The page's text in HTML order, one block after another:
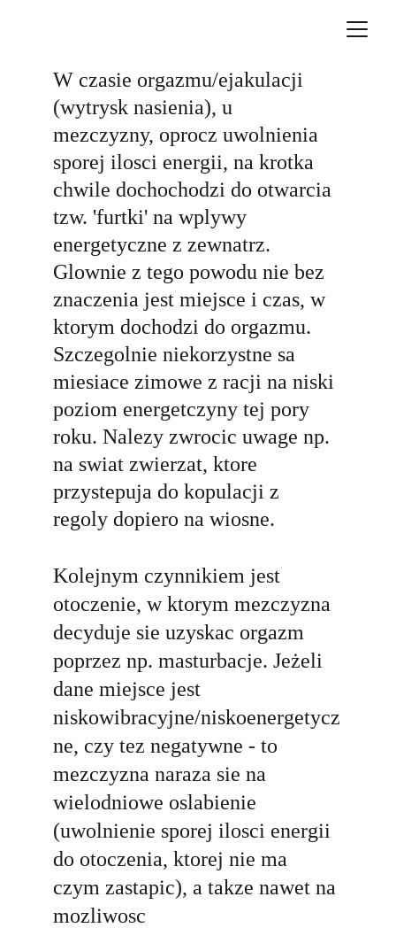
W czasie orgazmu/ejakulacji
(wytrysk nasienia), u
mezczyzny, oprocz uwolnienia
sporej ilosci energii, na krotka
chwile dochochodzi do otwarcia
tzw. 'furtki' na wplywy
energetyczne z zewnatrz.
Glownie z tego powodu nie bez
znaczenia jest miejsce i czas, w
ktorym dochodzi do orgazmu.
Szczegolnie niekorzystne sa
miesiace zimowe z racji na niski
poziom energetczyny tej pory
roku. Nalezy zwrocic uwage np.
na swiat zwierzat, ktore
przystepuja do kopulacji z
regoly dopiero na wiosne.
Kolejnym czynnikiem jest
otoczenie, w ktorym mezczyzna
decyduje sie uzyskac orgazm
poprzez np. masturbacje. Jeżeli
dane miejsce jest
niskowibracyjne/niskoenergetycz
ne, czy tez negatywne - to
mezczyzna naraza sie na
wielodniowe oslabienie
(uwolnienie sporej ilosci energii
do otoczenia, ktorej nie ma
czym zastapic), a takze nawet na
mozliwosc